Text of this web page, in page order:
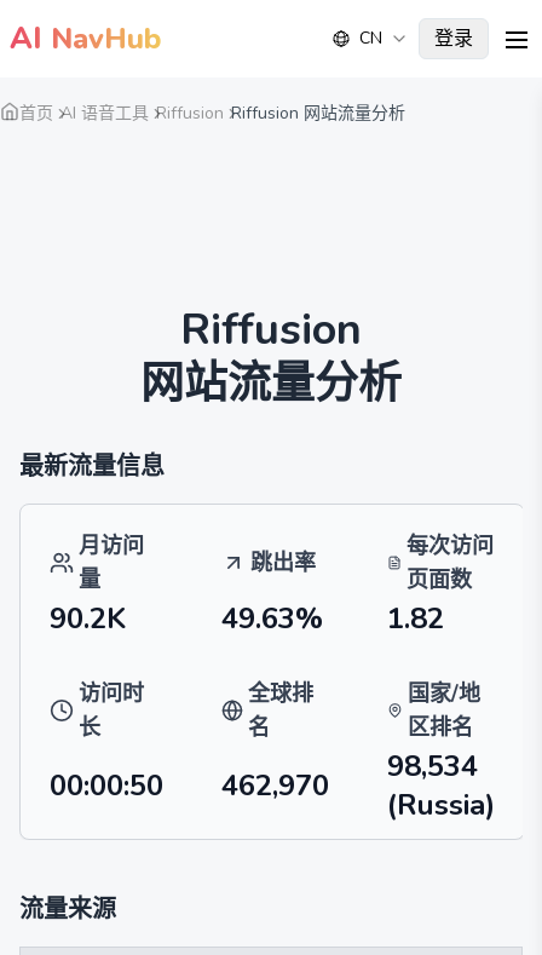
AI NavHub CN 登录
首页 AI 语音工具 Riffusion Riffusion 网站流量分析
Riffusion
网站流量分析
最新流量信息
月访问
量
跳出率
每次访问
页面数
90.2K 49.63% 1.82
访问时
长
全球排
名
国家/地
区排名
00:00:50 462,970
98,534
(Russia)
流量来源